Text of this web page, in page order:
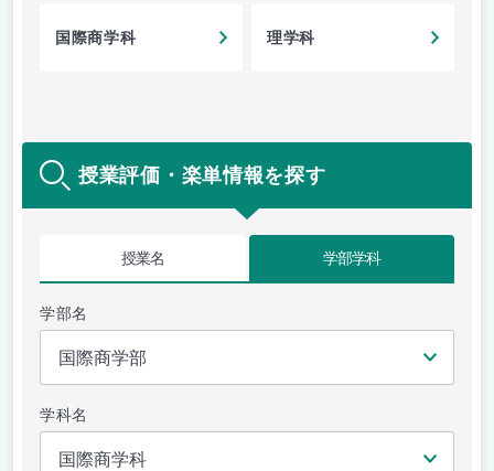
国際商学科 理学科
授業評価・楽単情報を探す
授業名 学部学科
学部名
学科名